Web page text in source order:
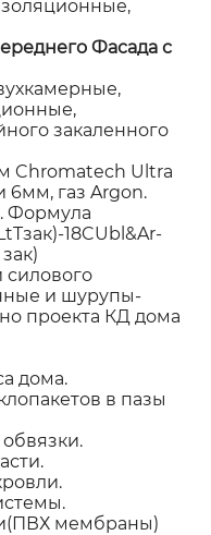
Фасада с
закаленного
Chromatech Ultra
6мм, газ Argon.
Формула
18CUbl&Ar-
силового
и шурупы-
проекта КД дома
дома.
в пазы
мембраны)